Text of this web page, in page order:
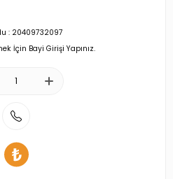
: 20409732097
İçin Bayi Girişi Yapınız.